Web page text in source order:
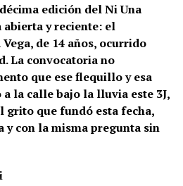
edición del Ni Una
abierta y reciente: el
de 14 años, ocurrido
La convocatoria no
que ese flequillo y esa
la calle bajo la lluvia este 3J,
grito que fundó esta fecha,
y con la misma pregunta sin